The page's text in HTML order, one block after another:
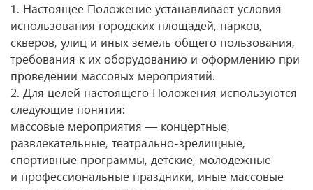
1. Настоящее Положение устанавливает условия
использования городских площадей, парков,
скверов, улиц и иных земель общего пользования,
требования к их оборудованию и оформлению при
проведении массовых мероприятий.
2. Для целей настоящего Положения используются
следующие понятия:
массовые мероприятия — концертные,
развлекательные, театрально-зрелищные,
спортивные программы, детские, молодежные
и профессиональные праздники, иные массовые